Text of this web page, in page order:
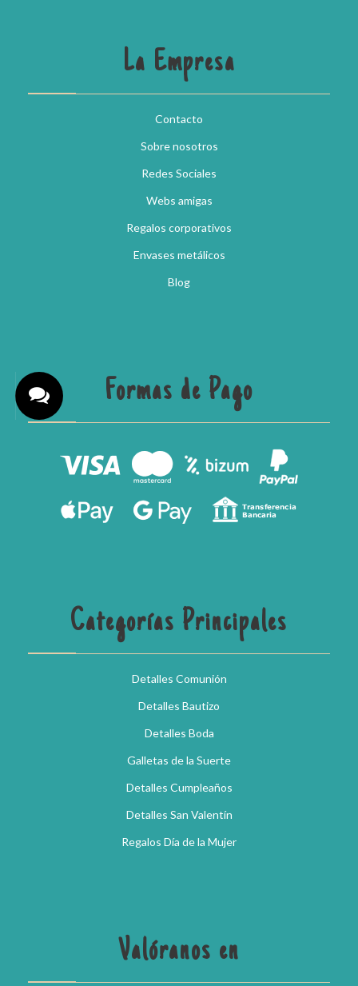
La Empresa
Contacto
Sobre nosotros
Redes Sociales
Webs amigas
Regalos corporativos
Envases metálicos
Blog
Formas de Pago
Categorías Principales
Detalles Comunión
Detalles Bautizo
Detalles Boda
Galletas de la Suerte
Detalles Cumpleaños
Detalles San Valentín
Regalos Día de la Mujer
Valóranos en